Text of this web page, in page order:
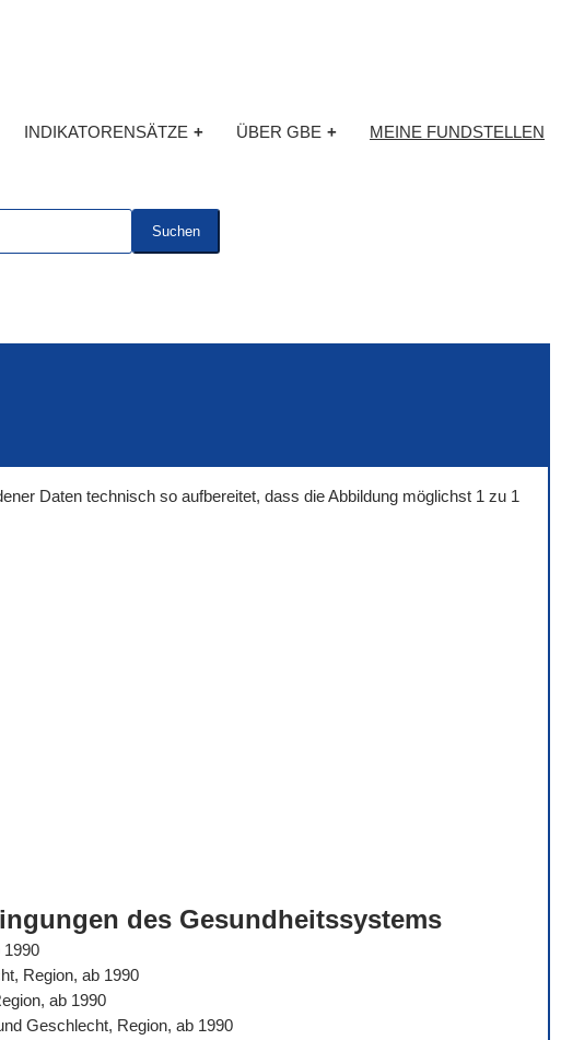
INDIKATORENSÄTZE + ÜBER GBE + MEINE FUNDSTELLEN
Suchen
Daten technisch so aufbereitet, dass die Abbildung möglichst 1 zu 1
des Gesundheitssystems
1990
Region, ab 1990
ab 1990
Geschlecht, Region, ab 1990